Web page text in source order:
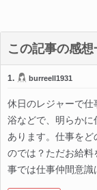
この記事の感想
1. burreell1931
休日のレジャーで
浴などで、明らか
あります。仕事を
のでは？ただお給
事では仕事仲間意識